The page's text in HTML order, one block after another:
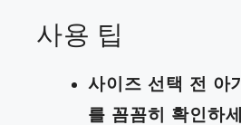
사용 팁
사이즈 선택 전 아
를 꼼꼼히 확인하